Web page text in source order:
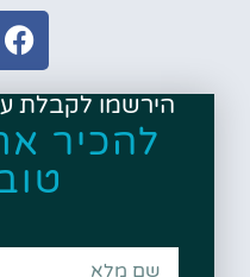
הירשמו לקבלת
להכיר